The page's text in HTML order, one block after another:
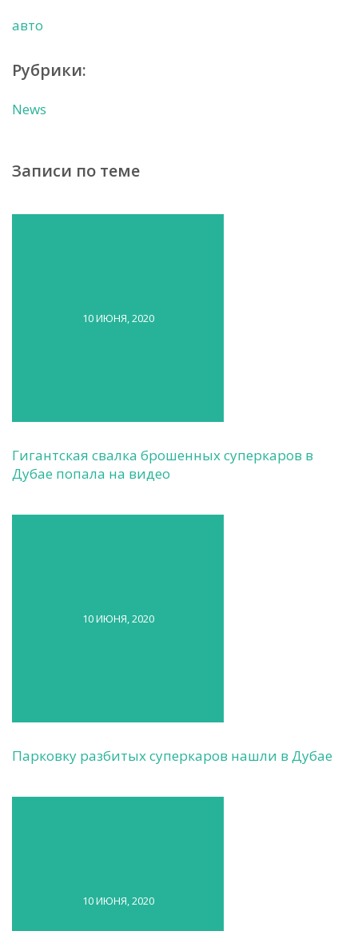
авто
Рубрики:
News
Записи по теме
10 ИЮНЯ, 2020
Гигантская свалка брошенных суперкаров в
Дубае попала на видео
10 ИЮНЯ, 2020
Парковку разбитых суперкаров нашли в Дубае
10 ИЮНЯ, 2020